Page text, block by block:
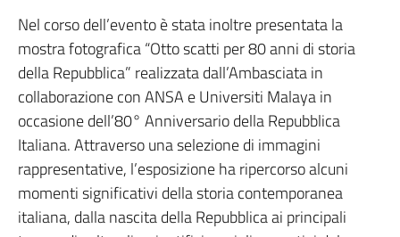
Nel corso dell’evento è stata inoltre presentata la
mostra fotografica “Otto scatti per 80 anni di storia
della Repubblica” realizzata dall’Ambasciata in
collaborazione con ANSA e Universiti Malaya in
occasione dell’80° Anniversario della Repubblica
Italiana. Attraverso una selezione di immagini
rappresentative, l’esposizione ha ripercorso alcuni
momenti significativi della storia contemporanea
italiana, dalla nascita della Repubblica ai principali